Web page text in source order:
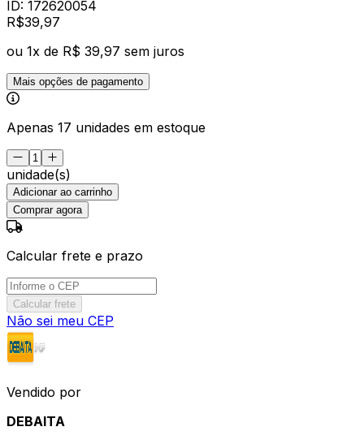
ID: 172620054
R$39,97
ou 1x de R$ 39,97 sem juros
Mais opções de pagamento
Apenas 17 unidades em estoque
unidade(s)
Adicionar ao carrinho
Comprar agora
Calcular frete e prazo
Calcular frete
Não sei meu CEP
Vendido por
DEBAITA